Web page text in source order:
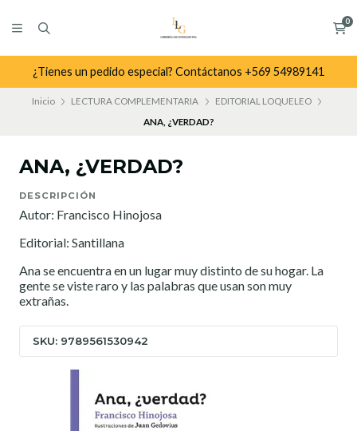
0
¿Tienes un pedido especial? Contáctanos +569 54989141
Inicio LECTURA COMPLEMENTARIA
EDITORIAL LOQUELEO
ANA, ¿VERDAD?
ANA, ¿VERDAD?
DESCRIPCIÓN
Autor: Francisco Hinojosa
Editorial: Santillana
Ana se encuentra en un lugar muy distinto de su hogar. La
gente se viste raro y las palabras que usan son muy
extrañas.
SKU: 9789561530942